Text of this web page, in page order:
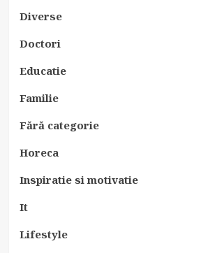
Diverse
Doctori
Educatie
Familie
Fără categorie
Horeca
Inspiratie si motivatie
It
Lifestyle